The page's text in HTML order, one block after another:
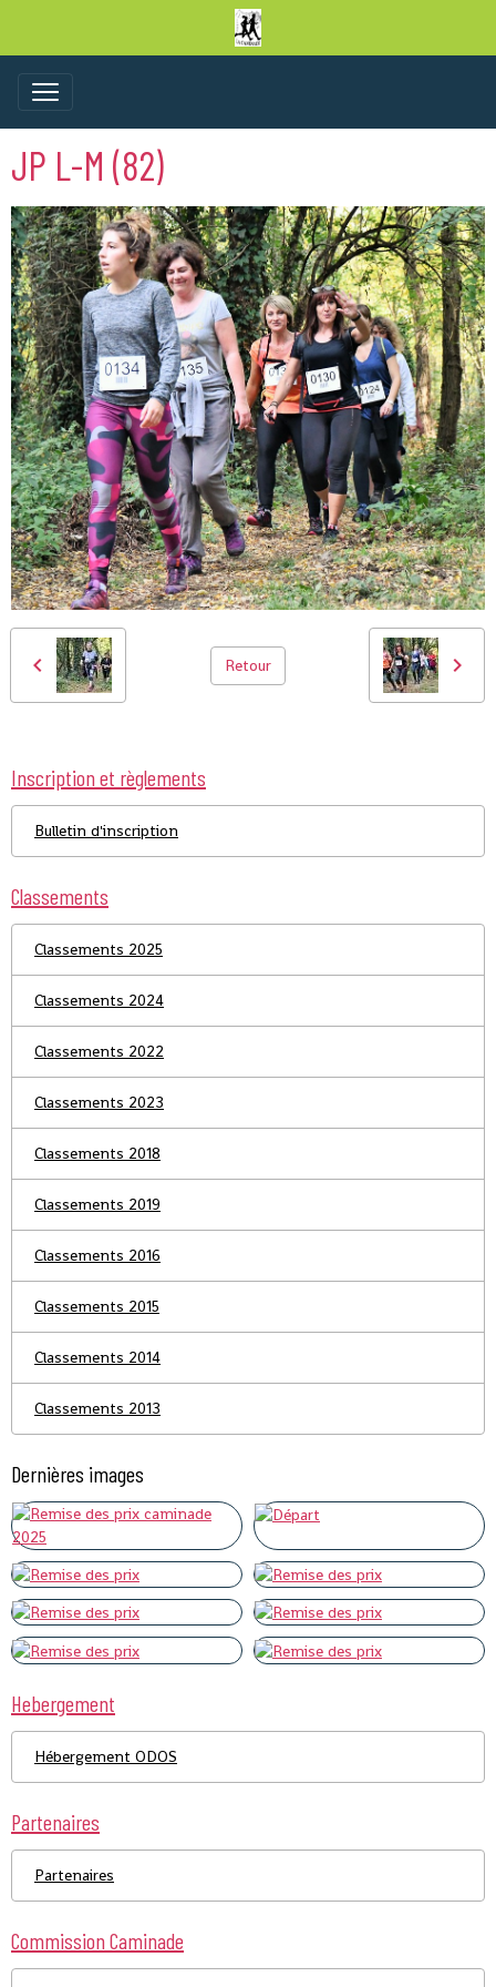
JP L-M (82)
Retour
Inscription et règlements
Bulletin d'inscription
Classements
Classements 2025
Classements 2024
Classements 2022
Classements 2023
Classements 2018
Classements 2019
Classements 2016
Classements 2015
Classements 2014
Classements 2013
Dernières images
Hebergement
Hébergement ODOS
Partenaires
Partenaires
Commission Caminade